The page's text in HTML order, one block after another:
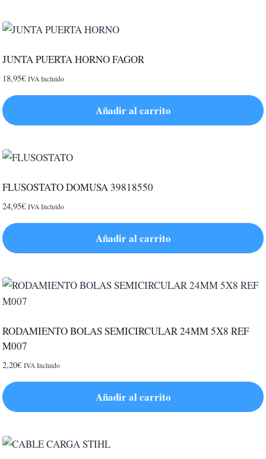
la
de
producto
tiene
múltiples
Las
opciones
se
elegir
la
de
producto
JUNTA PUERTA HORNO FAGOR
18,95€ IVA Incluido
Añadir al carrito
FLUSOSTATO DOMUSA 39818550
24,95€ IVA Incluido
Añadir al carrito
RODAMIENTO BOLAS SEMICIRCULAR 24MM 5X8 REF
M007
2,20€ IVA Incluido
Añadir al carrito